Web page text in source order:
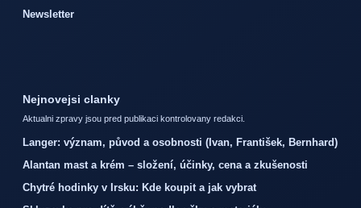
Newsletter
Nejnovejsi clanky
Aktualni zpravy jsou pred publikaci kontrolovany redakci.
Langer: význam, původ a osobnosti (Ivan, František, Bernhard)
Alantan mast a krém – složení, účinky, cena a zkušenosti
Chytré hodinky v Irsku: Kde koupit a jak vybrat